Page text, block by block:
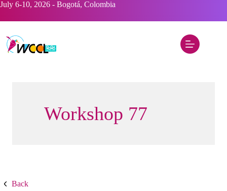
Saltar
contenido
July 6-10, 2026 - Bogotá, Colombia
Workshop 77
Back